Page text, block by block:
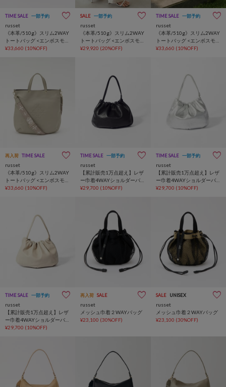
TIME SALE 一部予約
russet
《本革/510g》スリム2WAY
トートバッグ <エンボスモノ
グラム>
¥33,660 (10%OFF)
SALE 一部予約
russet
《本革/510g》スリム2WAY
トートバッグ <エンボスモノ
グラム>
¥29,920 (20%OFF)
TIME SALE 一部予約
russet
《本革/510g》スリム2WAY
トートバッグ <エンボスモノ
グラム>
¥33,660 (10%OFF)
再入荷 TIME SALE
russet
《本革/510g》スリム2WAY
トートバッグ <エンボスモノ
グラム>
¥33,660 (10%OFF)
TIME SALE 一部予約
russet
【累計販売1万点超え】レザ
ー巾着4WAYショルダーバッ
グ
¥29,700 (10%OFF)
TIME SALE 一部予約
russet
【累計販売1万点超え】レザ
ー巾着4WAYショルダーバッ
グ
¥29,700 (10%OFF)
TIME SALE 一部予約
russet
【累計販売1万点超え】レザ
ー巾着4WAYショルダーバッ
グ
¥29,700 (10%OFF)
再入荷 SALE
russet
メッシュ巾着２WAYバッグ
¥23,100 (30%OFF)
SALE UNISEX
russet
メッシュ巾着２WAYバッグ
¥23,100 (30%OFF)